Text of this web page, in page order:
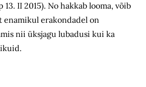
II 2015). No hakkab looma, võib
enamikul erakondadel on
nii üksjagu lubadusi kui ka